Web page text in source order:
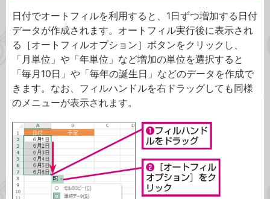
日付でオートフィルを利用すると、1日ずつ増加する日付
データが作成されます。オートフィル実行後に表示され
る［オートフィルオプション］ボタンをクリックし、
「月単位」や「年単位」など増加の単位を選択すると
「毎月10日」や「毎年の誕生日」などのデータを作成で
きます。なお、フィルハンドルを右ドラッグしても同様
のメニューが表示されます。